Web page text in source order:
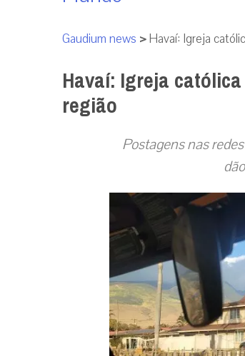
Gaudium news >Havaí: Igreja
Havaí: Igreja
região
Postagens nas